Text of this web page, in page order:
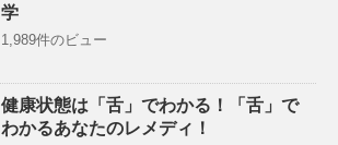
学
1,989件のビュー
健康状態は「舌」でわかる！「舌」で
わかるあなたのレメディ！